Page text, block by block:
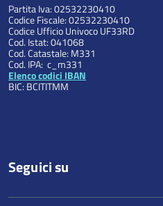
Partita Iva: 02532230410
Codice Fiscale: 02532230410
Codice Ufficio Univoco UF33RD
Cod. Istat: 041068
Cod. Catastale: M331
Cod. IPA: c_m331
Elenco codici IBAN
BIC: BCITITMM
Seguici su